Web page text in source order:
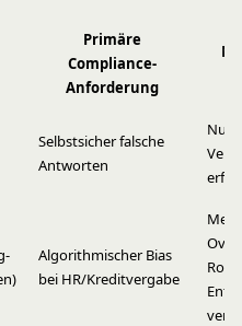
Primäre
Compliance-
Anforderung
Selbstsicher falsche
Antworten
Nur
Algorithmischer Bias
bei HR/Kreditvergabe